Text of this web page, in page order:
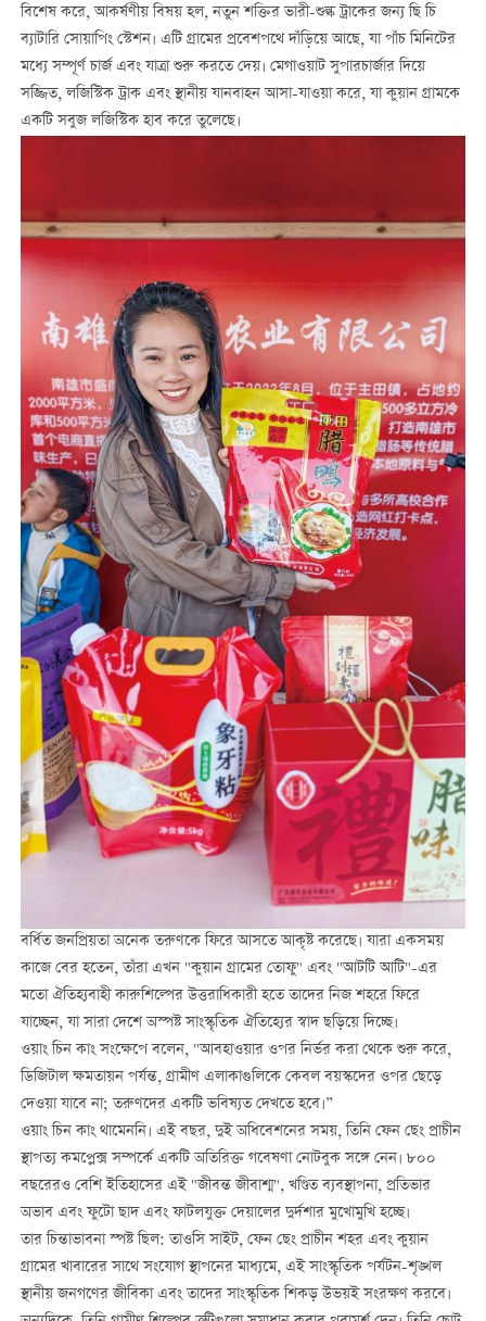
বিশেষ করে, আকর্ষণীয় বিষয় হল, নতুন শক্তির ভারী-শুল্ক ট্রাকের জন্য ছি চি
ব্যাটারি সোয়াপিং স্টেশন। এটি গ্রামের প্রবেশপথে দাঁড়িয়ে আছে, যা পাঁচ মিনিটের
মধ্যে সম্পূর্ণ চার্জ এবং যাত্রা শুরু করতে দেয়। মেগাওয়াট সুপারচার্জার দিয়ে
সজ্জিত, লজিস্টিক ট্রাক এবং স্থানীয় যানবাহন আসা-যাওয়া করে, যা কুয়ান গ্রামকে
একটি সবুজ লজিস্টিক হাব করে তুলেছে।
বর্ধিত জনপ্রিয়তা অনেক তরুণকে ফিরে আসতে আকৃষ্ট করেছে। যারা একসময়
কাজে বের হতেন, তাঁরা এখন "কুয়ান গ্রামের তোফু" এবং "আটটি আটি"-এর
মতো ঐতিহ্যবাহী কারুশিল্পের উত্তরাধিকারী হতে তাদের নিজ শহরে ফিরে
যাচ্ছেন, যা সারা দেশে অস্পষ্ট সাংস্কৃতিক ঐতিহ্যের স্বাদ ছড়িয়ে দিচ্ছে।
ওয়াং চিন কাং সংক্ষেপে বলেন, "আবহাওয়ার ওপর নির্ভর করা থেকে শুরু করে,
ডিজিটাল ক্ষমতায়ন পর্যন্ত, গ্রামীণ এলাকাগুলিকে কেবল বয়স্কদের ওপর ছেড়ে
দেওয়া যাবে না; তরুণদের একটি ভবিষ্যত দেখতে হবে।”
ওয়াং চিন কাং থামেননি। এই বছর, দুই অধিবেশনের সময়, তিনি ফেন ছেং প্রাচীন
স্থাপত্য কমপ্লেক্স সম্পর্কে একটি অতিরিক্ত গবেষণা নোটবুক সঙ্গে নেন। ৮০০
বছরেরও বেশি ইতিহাসের এই "জীবন্ত জীবাশ্ম", খণ্ডিত ব্যবস্থাপনা, প্রতিভার
অভাব এবং ফুটো ছাদ এবং ফাটলযুক্ত দেয়ালের দুর্দশার মুখোমুখি হচ্ছে।
তার চিন্তাভাবনা স্পষ্ট ছিল: তাওসি সাইট, ফেন ছেং প্রাচীন শহর এবং কুয়ান
গ্রামের খাবারের সাথে সংযোগ স্থাপনের মাধ্যমে, এই সাংস্কৃতিক পর্যটন-শৃঙ্খল
স্থানীয় জনগণের জীবিকা এবং তাদের সাংস্কৃতিক শিকড় উভয়ই সংরক্ষণ করবে।